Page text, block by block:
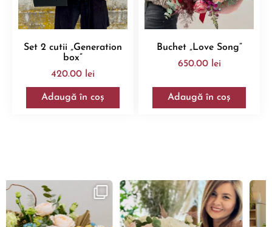
Set 2 cutii „Generation
box”
420.00 lei
Adaugă în coș
Buchet „Love Song”
650.00 lei
Adaugă în coș